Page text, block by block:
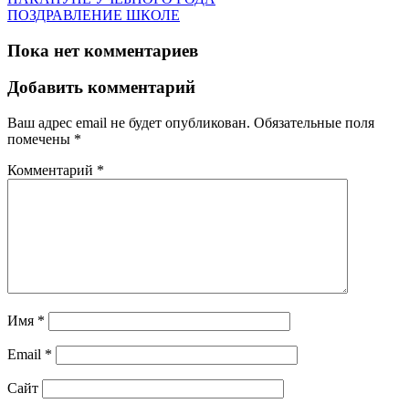
ПОЗДРАВЛЕНИЕ ШКОЛЕ
Пока нет комментариев
Добавить комментарий
Ваш адрес email не будет опубликован. Обязательные поля
помечены *
Комментарий *
Имя *
Email *
Сайт